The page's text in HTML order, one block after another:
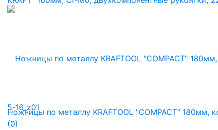
Ножницы по металлу KRAFTOOL "COMPACT" 180мм,
(0)